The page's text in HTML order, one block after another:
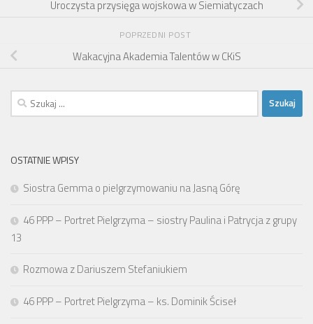
Uroczysta przysięga wojskowa w Siemiatyczach
POPRZEDNI POST
Wakacyjna Akademia Talentów w CKiS
Szukaj:
OSTATNIE WPISY
Siostra Gemma o pielgrzymowaniu na Jasną Górę
46 PPP – Portret Pielgrzyma – siostry Paulina i Patrycja z grupy
13
Rozmowa z Dariuszem Stefaniukiem
46 PPP – Portret Pielgrzyma – ks. Dominik Ściseł